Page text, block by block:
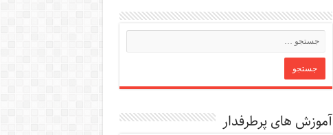
آموزش های پرطرفدار